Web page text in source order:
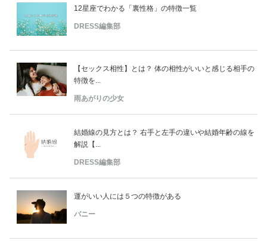
12星座でわかる「裏性格」の特徴一覧
DRESS編集部
【セックス相性】とは？ 体の相性がいいと感じる相手の
特徴を...
雨あがりの少女
結婚線の見方とは？ 右手と左手の違いや結婚年齢の線を
解説【...
DRESS編集部
運がいい人には５つの特徴がある
バニー